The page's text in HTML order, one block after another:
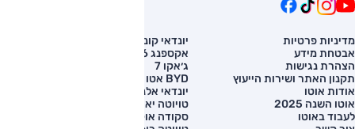
מדיניות פרטיות
אבטחת מידע
הצהרת נגישות
תקנון האתר ושירות הייעוץ
אודות אוטו
אוטו השנה 2025
לעבוד באוטו
יונדאי קונה
אקספנג G6
ג׳אקו 7
BYD אטו 3
יונדאי אלנטרה
טויוטה יאריס קרוס
סקודה אוקטביה